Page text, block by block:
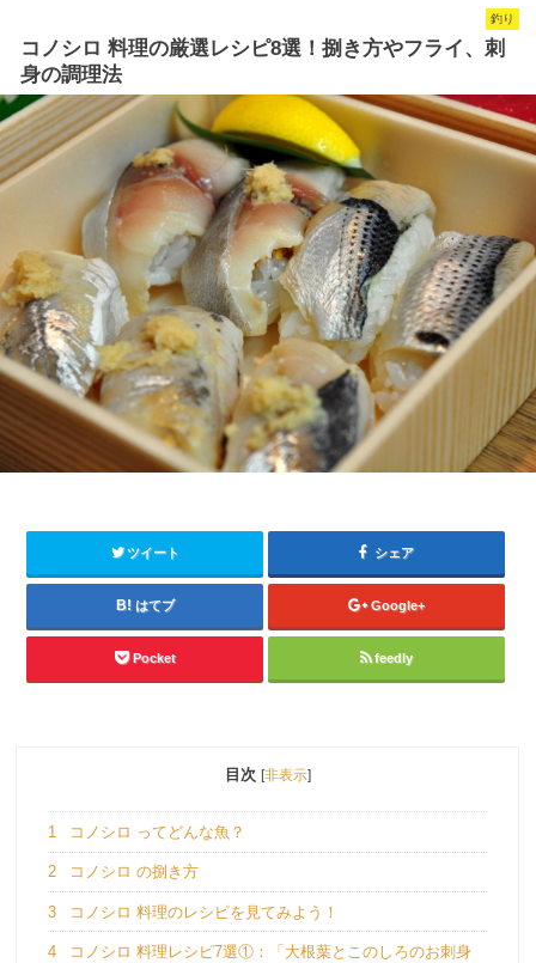
釣り
コノシロ 料理の厳選レシピ8選！捌き方やフライ、刺
身の調理法
ツイート シェア
はてブ Google+
Pocket feedly
目次 [非表示]
1 コノシロ ってどんな魚？
2 コノシロ の捌き方
3 コノシロ 料理のレシピを見てみよう！
4
コノシロ 料理レシピ7選①：「大根葉とこのしろのお刺身